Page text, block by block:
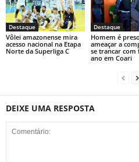
Destaque
Vôlei amazonense mira
acesso nacional na Etapa
Norte da Superliga C
Destaque
Homem é
ameaçar a
se trancar com
ano em Coari
DEIXE UMA RESPOSTA